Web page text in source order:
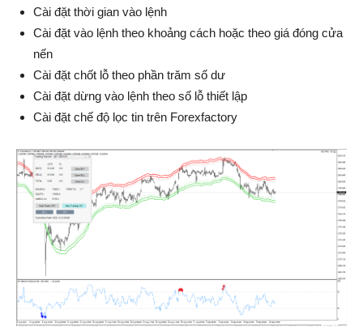
Cài đặt thời gian vào lệnh
Cài đặt vào lệnh theo khoảng cách hoặc theo giá đóng cửa
nến
Cài đặt chốt lỗ theo phần trăm số dư
Cài đặt dừng vào lệnh theo số lỗ thiết lập
Cài đặt chế độ lọc tin trên Forexfactory